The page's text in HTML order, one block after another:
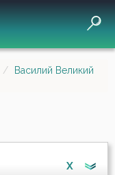
Василий Великий
X